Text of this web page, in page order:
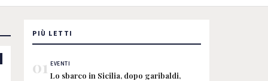
PIÙ LETTI
01 EVENTI
Lo sbarco in Sicilia, dopo garibaldi,